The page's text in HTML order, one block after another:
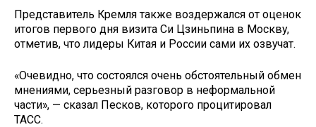
Представитель Кремля также воздержался от оценок
итогов первого дня визита Си Цзиньпина в Москву,
отметив, что лидеры Китая и России сами их озвучат.
«Очевидно, что состоялся очень обстоятельный обмен
мнениями, серьезный разговор в неформальной
части», — сказал Песков, которого процитировал
ТАСС.